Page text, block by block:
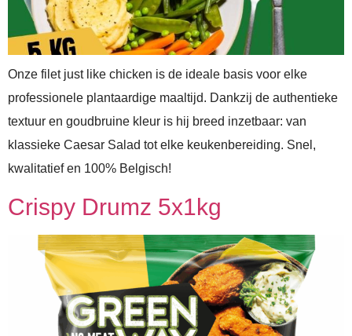
Onze filet just like chicken is de ideale basis voor elke
professionele plantaardige maaltijd. Dankzij de authentieke
textuur en goudbruine kleur is hij breed inzetbaar: van
klassieke Caesar Salad tot elke keukenbereiding. Snel,
kwalitatief en 100% Belgisch!
Crispy Drumz 5x1kg